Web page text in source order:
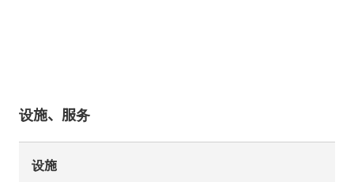
设施、服务
设施